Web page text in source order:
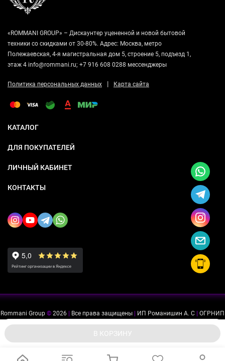
В КОРЗИНУ
«ROMMANI GROUP» – Дискаунтер уцененной и новой бытовой
техники со скидками от 30-80%. Адрес: Москва, метро
Полежаевская, 4-я магистральная дом 5, строение 5, подъезд 1,
этаж 4 info@rommani.ru; +7 916 608 0288 мессенджеры
Политика персональных данных | Карта сайта
КАТАЛОГ
ДЛЯ ПОКУПАТЕЛЕЙ
ЛИЧНЫЙ КАБИНЕТ
КОНТАКТЫ
Rommani Group © 2026 Все права защищены ИП Романишин А. С
ОГРНИП